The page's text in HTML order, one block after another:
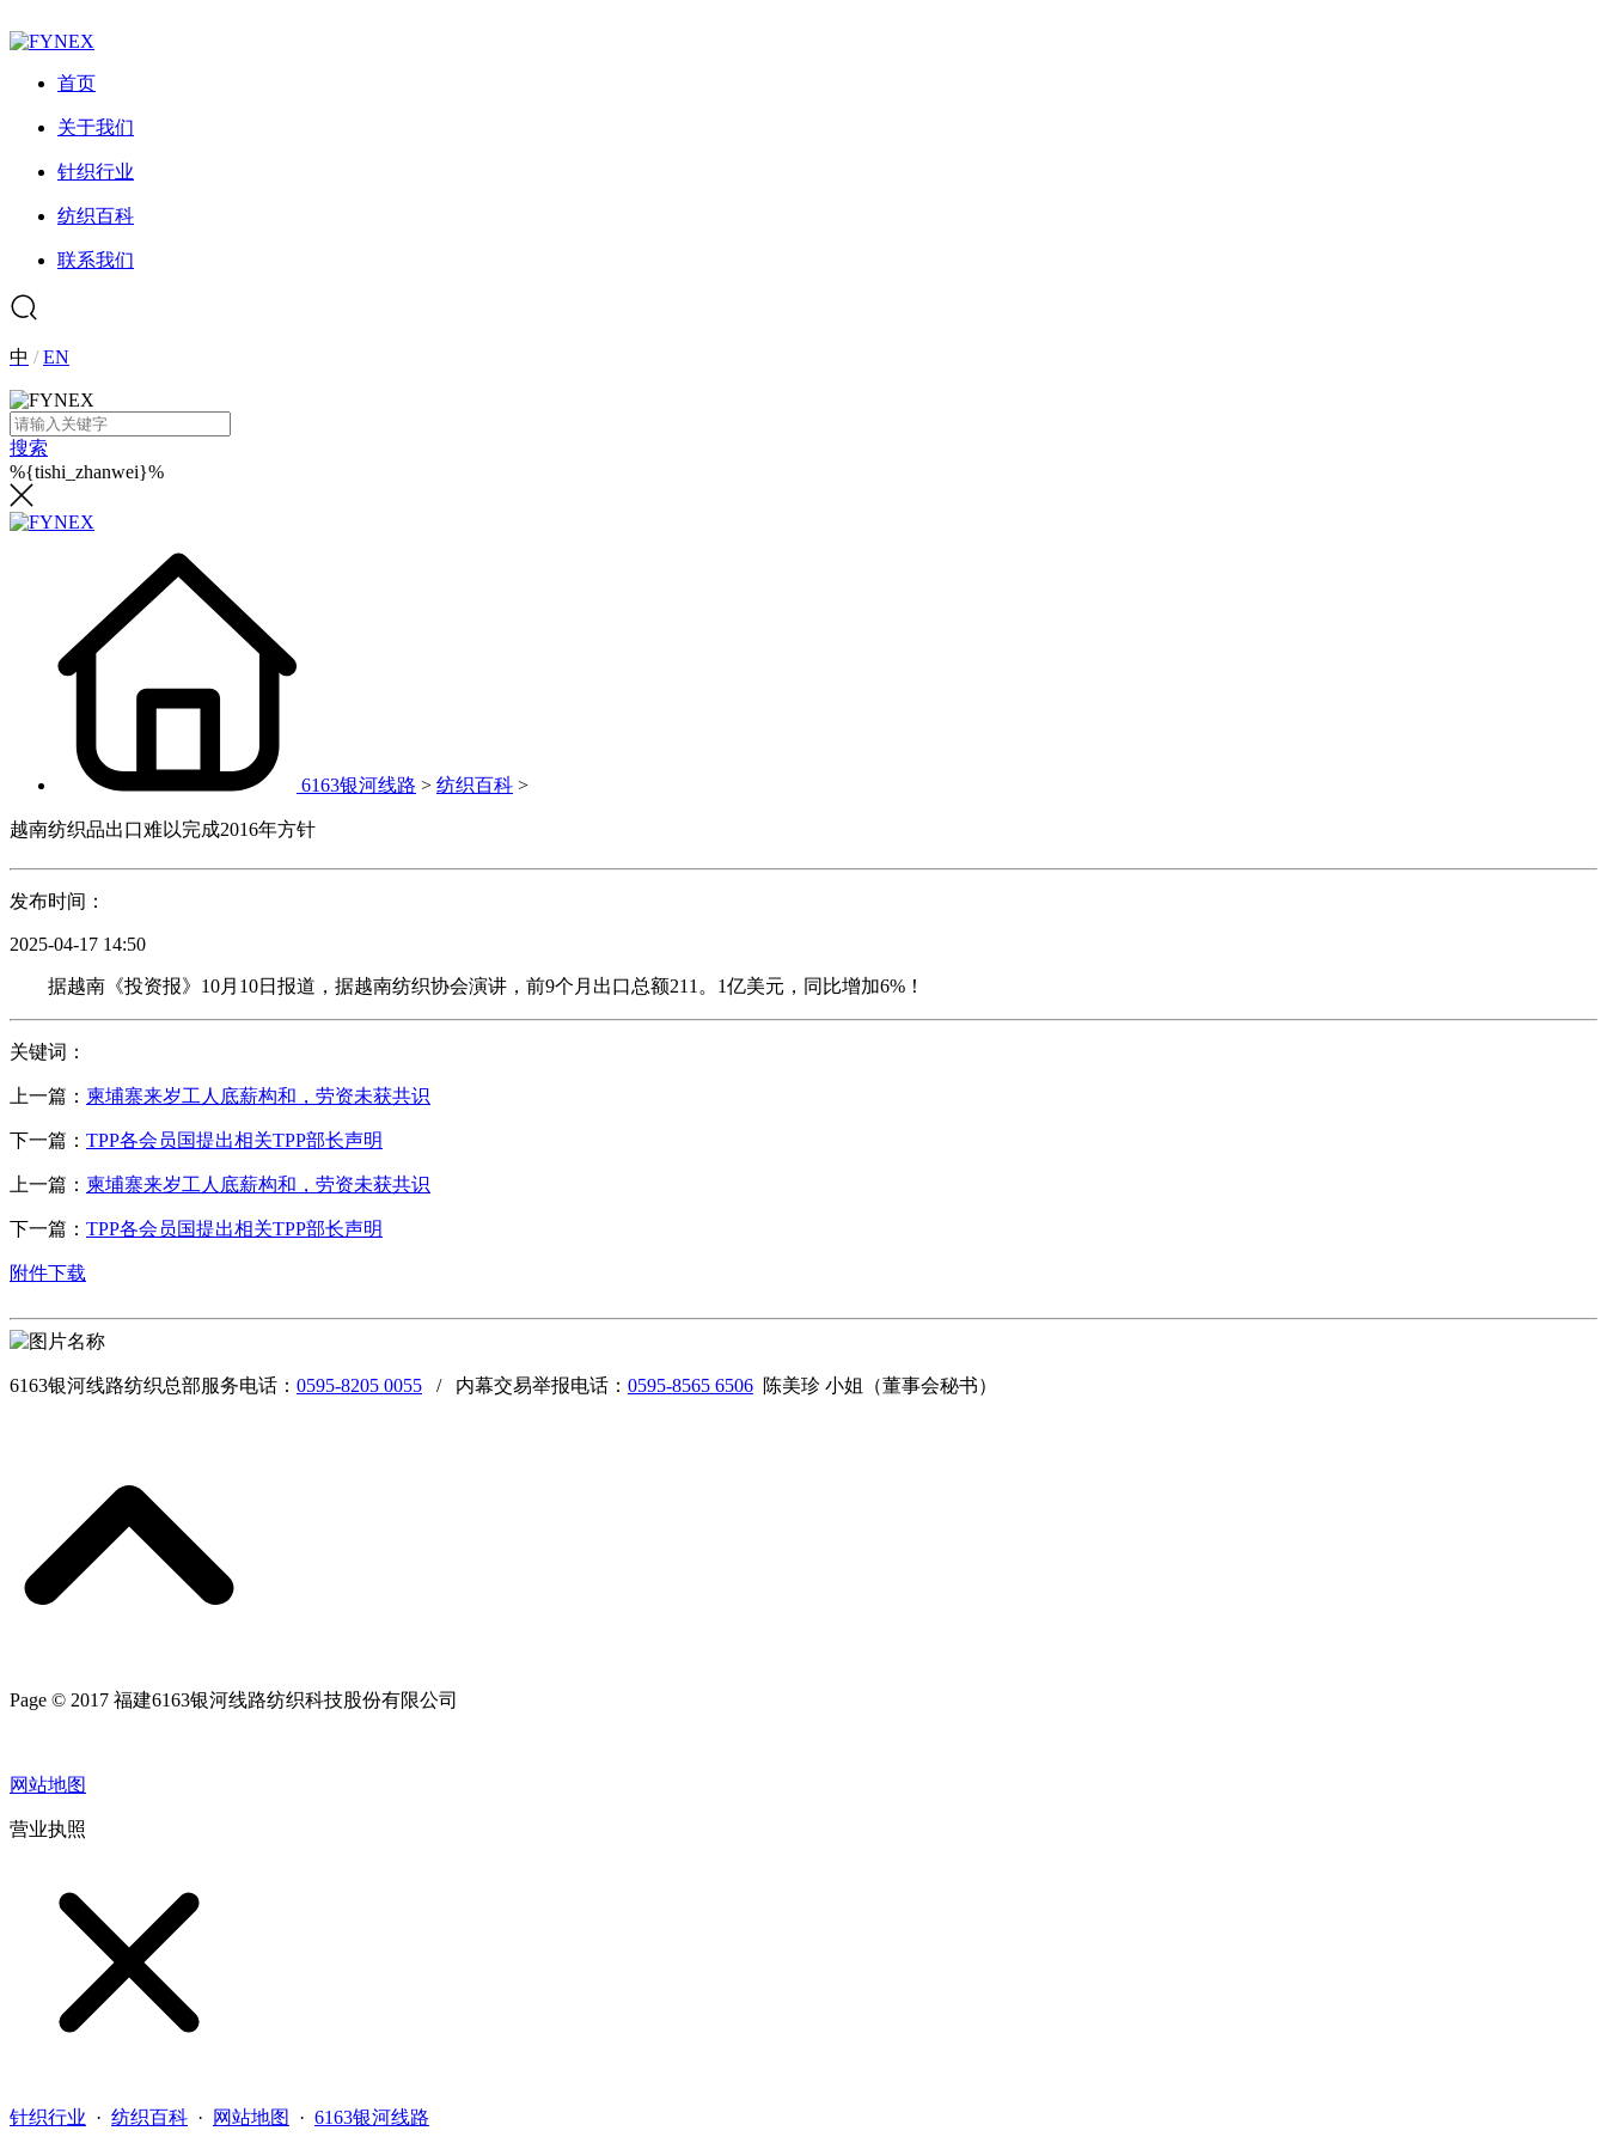
首页
关于我们
针织行业
纺织百科
联系我们
中 /EN
搜索
%{tishi_zhanwei}%
6163银河线路 > 纺织百科 >
越南纺织品出口难以完成2016年方针
发布时间：
2025-04-17 14:50
据越南《投资报》10月10日报道，据越南纺织协会演讲，前9个月出口总额211。1亿美元，同比增加6%！
关键词：
上一篇： 柬埔寨来岁工人底薪构和，劳资未获共识
下一篇： TPP各会员国提出相关TPP部长声明
上一篇： 柬埔寨来岁工人底薪构和，劳资未获共识
下一篇： TPP各会员国提出相关TPP部长声明
附件下载
6163银河线路纺织总部服务电话： 0595-8205 0055 / 内幕交易举报电话： 0595-8565 6506 陈美珍 小姐（董事会秘书）
Page © 2017 福建6163银河线路纺织科技股份有限公司
网站地图
营业执照
针织行业 · 纺织百科 · 网站地图 · 6163银河线路